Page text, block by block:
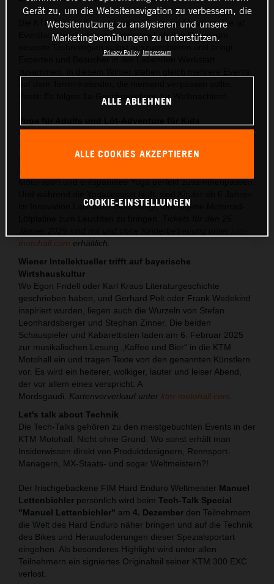
Die KTM Motohall ist weitaus mehr als ein Museum. Sie ist
Eventlocation, bietet im Innovation Lab den Raum, um
Pssst: Es folgen 1a-Geschenketipps für Weihnachten!
Einfach unbezahlbar: Zwei Stunden Yogapraxis mit Melanie
gut aufgehoben. Beim ersten „Pop Up Yoga“ in der RC16-
Motorsport und entspanntes Yoga perfekt zusammenpassen.
im Innovation Lab damit beschäftigt, ihre eigene Motorrad-
motohall.com erhältlich.
Wiener Intellektueller trifft auf bayerische
Wirtshauskultur
Wo Egon Fridell oder Karl Kraus Literaturgeschichte
geschrieben haben, und Gerhard Polt oder Frank Wedekind
inspiriert wurden, liegen auch die Wurzeln von Stefan
Leonhardsberger und Stephan Zinner. Die beiden
Schauspieler und Kabarettisten laden am 6. Februar 2025
zur musikalischen Lesung „Kaffee und Bier“ in die KTM
Motohall ein und tragen Texte von den genannten Künstlern
vor. Es wird ein heiterer, wolkiger, lauter und leiser Abend,
der vor allem eines verspricht: A
Mordsgaudi. Kartenvorverkauf unter ktm-motohall.com
Let's talk about Technik
Die Tech-Talks gehören zu den meistgebuchten Events in der
KTM Motohall. Nicht ohne Grund: Wo sonst erhält man
Insiderwissen direkt von Produktdesignern, Rennsport-
Managern, MX-Staats- und sogar Weltmeistern?!
Der frischgebackene FIM Hard Enduro Weltmeister Manuel
Lettenbichler persönlich wird beim Tech-Talk Special
"Manuel Lettenbichler" am 4. Dezember den Teilnehmern
die Welt des Hard Enduro näher bringen und auf die Technik
des Bikes und Herausfoderungen dieser Spezialsportart
eingehen. Als besonderes Highlight wird unter allen
Teilnehmern ein signiertes Originalteil seiner KTM 300 EXC
verlost.
Gerät zu, um die Websitenavigation zu verbessern, die
Websitenutzung zu analysieren und unsere
Marketingbemühungen zu unterstützen.
Privacy Policy Impressum
ALLE ABLEHNEN
ALLE COOKIES AKZEPTIEREN
COOKIE-EINSTELLUNGEN